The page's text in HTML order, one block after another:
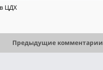
ЦДХ
Предыдущие комментарии